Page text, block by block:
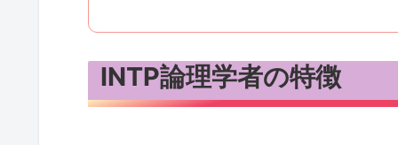
INTP論理学者の特徴